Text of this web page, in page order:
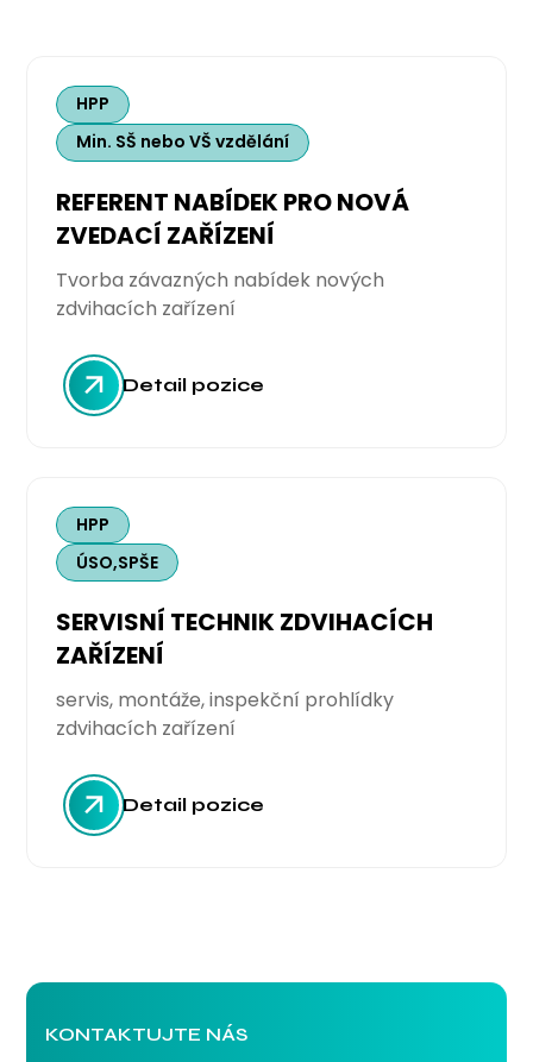
HPP
Min. SŠ nebo VŠ vzdělání
REFERENT NABÍDEK PRO NOVÁ
ZVEDACÍ ZAŘÍZENÍ
Tvorba závazných nabídek nových
zdvihacích zařízení
Detail pozice
HPP
ÚSO,SPŠE
SERVISNÍ TECHNIK ZDVIHACÍCH
ZAŘÍZENÍ
servis, montáže, inspekční prohlídky
zdvihacích zařízení
Detail pozice
KONTAKTUJTE NÁS